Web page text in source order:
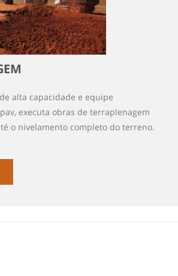
alta capacidade e equipe
executa obras de terraplenagem
o nivelamento completo do terreno.